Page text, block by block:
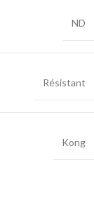
ND
Résistant
Kong